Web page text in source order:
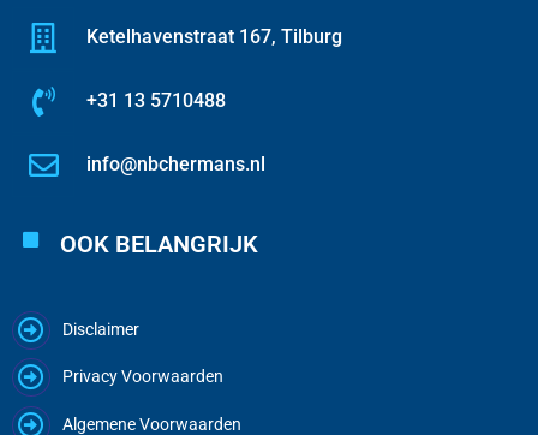
Ketelhavenstraat 167, Tilburg
+31 13 5710488
info@nbchermans.nl
OOK BELANGRIJK
Disclaimer
Privacy Voorwaarden
Algemene Voorwaarden